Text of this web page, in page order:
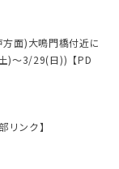
面)大鳴門橋付近に
)～3/29(日))【PD
ンク】